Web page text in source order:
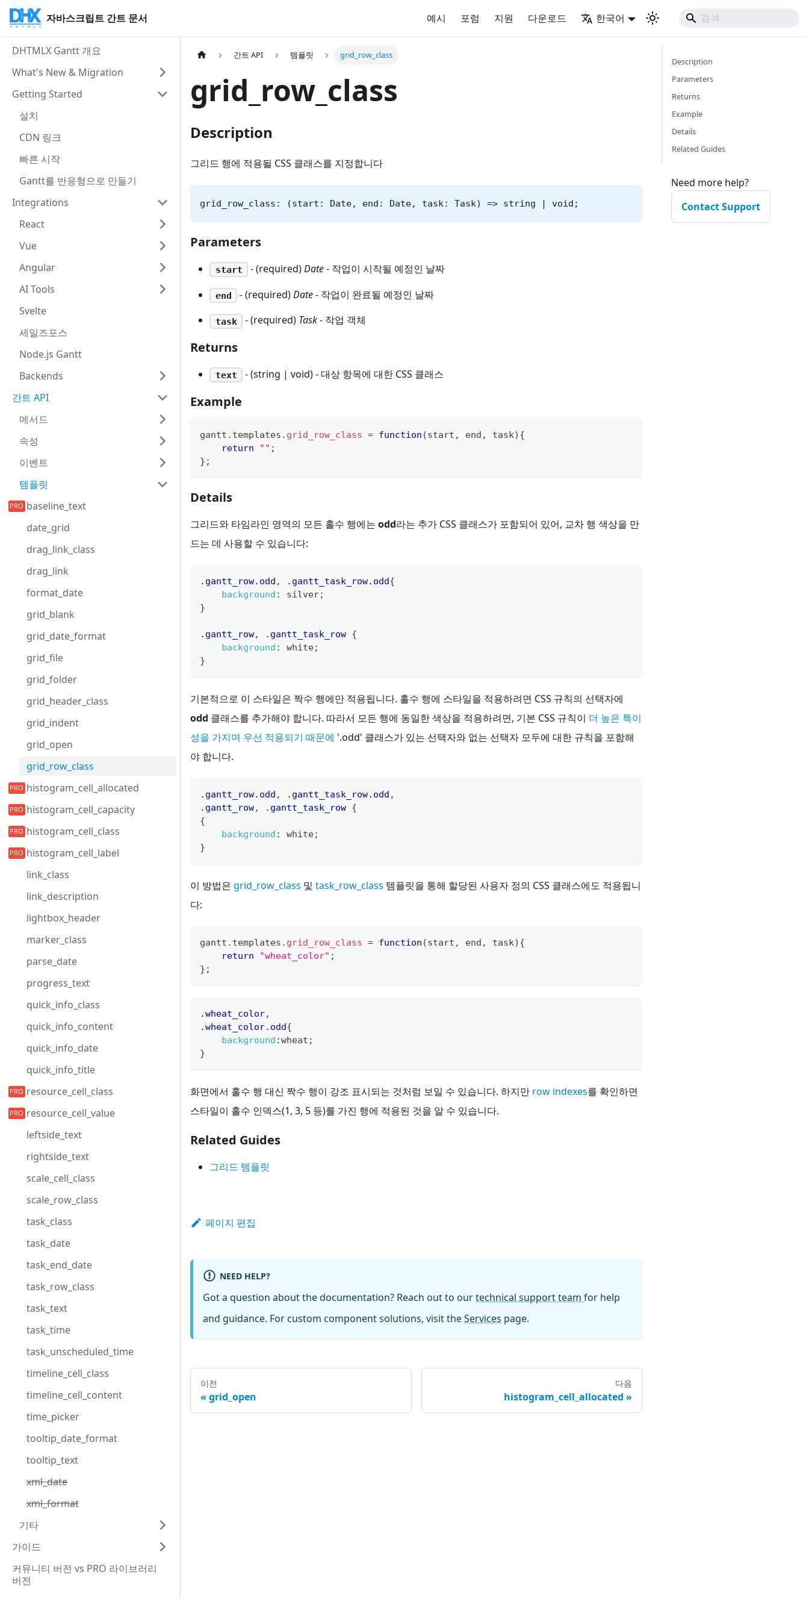
자바스크립트 간트 문서 예시 포럼 지원 다운로드 한국어
DHTMLX Gantt 개요
What's New & Migration
Getting Started
설치
CDN 링크
빠른 시작
Gantt를 반응형으로 만들기
Integrations
React
Vue
Angular
AI Tools
Svelte
세일즈포스
Node.js Gantt
Backends
간트 API
메서드
속성
이벤트
템플릿
baseline_text
date_grid
drag_link_class
drag_link
format_date
grid_blank
grid_date_format
grid_file
grid_folder
grid_header_class
grid_indent
grid_open
grid_row_class
histogram_cell_allocated
histogram_cell_capacity
histogram_cell_class
histogram_cell_label
link_class
link_description
lightbox_header
marker_class
parse_date
progress_text
quick_info_class
quick_info_content
quick_info_date
quick_info_title
resource_cell_class
resource_cell_value
leftside_text
rightside_text
scale_cell_class
scale_row_class
task_class
task_date
task_end_date
task_row_class
task_text
task_time
task_unscheduled_time
timeline_cell_class
timeline_cell_content
time_picker
tooltip_date_format
tooltip_text
xml_date
xml_format
기타
가이드
커뮤니티 버전 vs PRO 라이브러리
버전
간트 API 템플릿 grid_row_class
grid_row_class
Description
그리드 행에 적용될 CSS 클래스를 지정합니다
grid_row_class: (start: Date, end: Date, task: Task) => string | void;
Parameters
start - (required)Date- 작업이 시작될 예정인 날짜
end - (required)Date- 작업이 완료될 예정인 날짜
task - (required) Task- 작업 객체
Returns
text - (string | void) - 대상 항목에 대한 CSS 클래스
Example
gantt . templates . grid_row_class = function (start , end , task) {
return
"" ;
} ;
Details
그리드와 타임라인 영역의 모든 홀수 행에는 odd라는 추가 CSS 클래스가 포함되어 있어, 교차 행 색상을 만
드는 데 사용할 수 있습니다:
.gantt_row.odd , .gantt_task_row.odd{
background : silver;
}
.gantt_row, .gantt_task_row {
background : white;
}
기본적으로 이 스타일은 짝수 행에만 적용됩니다. 홀수 행에 스타일을 적용하려면 CSS 규칙의 선택자에
odd 클래스를 추가해야 합니다. 따라서 모든 행에 동일한 색상을 적용하려면, 기본 CSS 규칙이 더 높은 특이
성을 가지며 우선 적용되기 때문에 '.odd' 클래스가 있는 선택자와 없는 선택자 모두에 대한 규칙을 포함해
야 합니다.
.gantt_row.odd , .gantt_task_row.odd ,
.gantt_row, .gantt_task_row {
{
background : white;
}
이 방법은 grid_row_class 및 task_row_class 템플릿을 통해 할당된 사용자 정의 CSS 클래스에도 적용됩니
다:
gantt . templates . grid_row_class = function (start , end , task) {
return
"wheat_color" ;
} ;
.wheat_color,
.wheat_color.odd{
background :wheat ;
}
화면에서 홀수 행 대신 짝수 행이 강조 표시되는 것처럼 보일 수 있습니다. 하지만 row indexes를 확인하면
스타일이 홀수 인덱스(1, 3, 5 등)를 가진 행에 적용된 것을 알 수 있습니다.
Related Guides
그리드 템플릿
페이지 편집
NEED HELP?
Got a question about the documentation? Reach out to ourtechnical support team for help
and guidance. For custom component solutions, visit theServices page.
이전
grid_open
다음
histogram_cell_allocated
Description
Parameters
Returns
Example
Details
Related Guides
Need more help?
Contact Support